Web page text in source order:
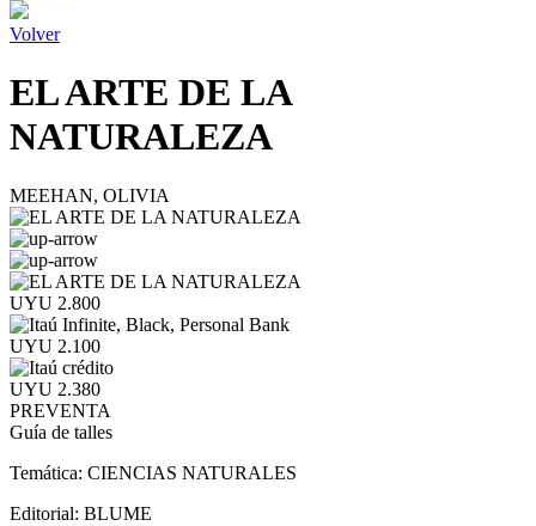
Volver
EL ARTE DE LA
NATURALEZA
MEEHAN, OLIVIA
UYU 2.800
UYU 2.100
UYU 2.380
PREVENTA
Guía de talles
Temática: CIENCIAS NATURALES
Editorial: BLUME